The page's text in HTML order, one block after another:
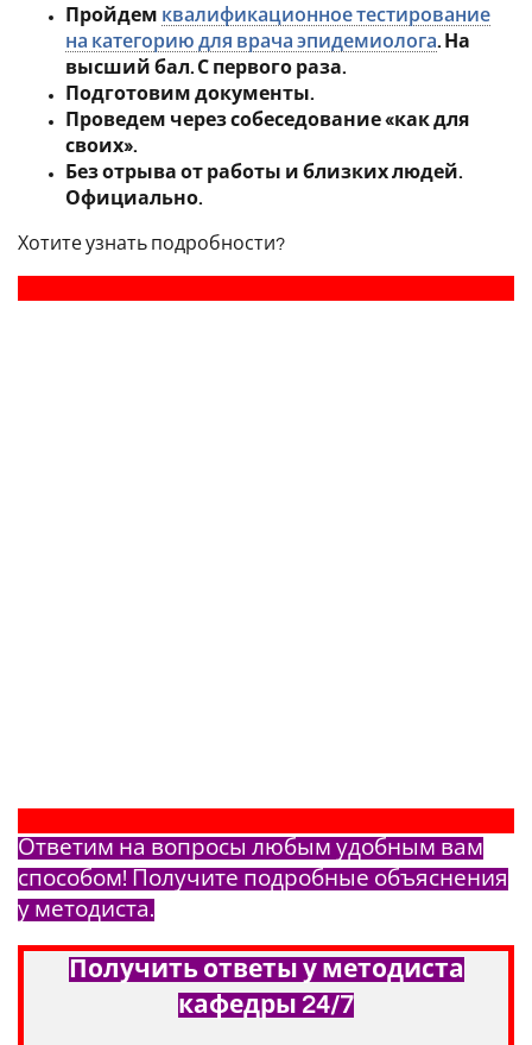
Пройдем квалификационное тестирование
на категорию для врача эпидемиолога. На
высший бал. С первого раза.
Подготовим документы.
Проведем через собеседование «как для
своих».
Без отрыва от работы и близких людей.
Официально.
Хотите узнать подробности?
Ответим на вопросы любым удобным вам
способом! Получите подробные объяснения
у методиста.
Получить ответы у методиста
кафедры 24/7